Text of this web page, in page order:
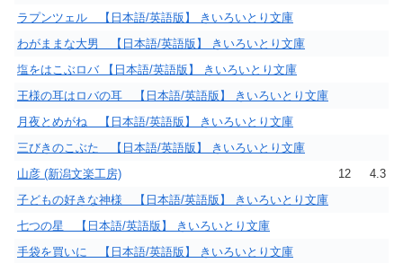
ラプンツェル 【日本語/英語版】 きいろいとり文庫
わがままな大男 【日本語/英語版】 きいろいとり文庫
塩をはこぶロバ 【日本語/英語版】 きいろいとり文庫
王様の耳はロバの耳 【日本語/英語版】 きいろいとり文庫
月夜とめがね 【日本語/英語版】 きいろいとり文庫
三びきのこぶた 【日本語/英語版】 きいろいとり文庫
山彦 (新潟文楽工房)
12
4.3
子どもの好きな神様 【日本語/英語版】 きいろいとり文庫
七つの星 【日本語/英語版】 きいろいとり文庫
手袋を買いに 【日本語/英語版】 きいろいとり文庫